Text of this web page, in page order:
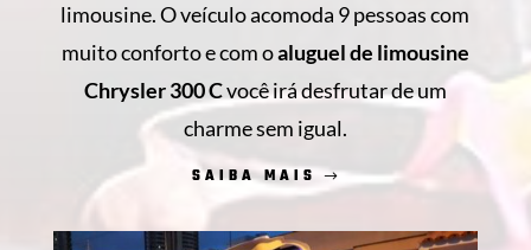
limousine. O veículo acomoda 9 pessoas com
muito conforto e com oaluguel de limousine
Chrysler 300 Cvocê irá desfrutar de um
charme sem igual.
SAIBA MAIS